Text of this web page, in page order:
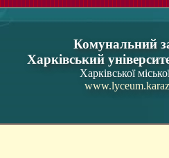
Комунальний
Харківський
Харківської